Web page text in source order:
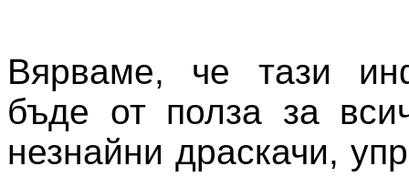
Вярваме, че тази
бъде от полза за
незнайни драскачи,